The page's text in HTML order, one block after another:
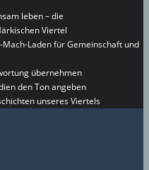
leben – die
Viertel
Mach-Laden für Gemeinschaft und
übernehmen
den Ton angeben
unseres Viertels